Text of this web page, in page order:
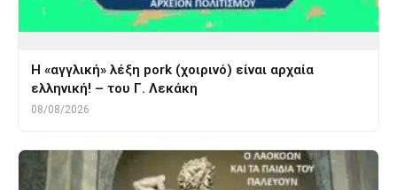
Η «αγγλική» λέξη pork (χοιρινό) είναι αρχαία
ελληνική! – του Γ. Λεκάκη
08/08/2026